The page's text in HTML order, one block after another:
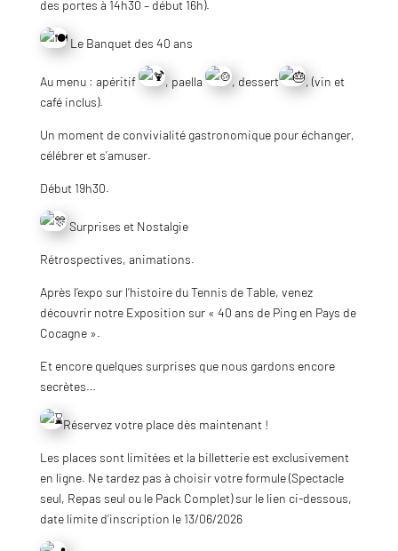
des portes à 14h30 – début 16h).
Le Banquet des 40 ans
Au menu : apéritif , paella , dessert
, (vin et
café inclus).
Un moment de convivialité gastronomique pour échanger,
célébrer et s’amuser.
Début 19h30.
Surprises et Nostalgie
Rétrospectives, animations.
Après l’expo sur l’histoire du Tennis de Table, venez
découvrir notre Exposition sur « 40 ans de Ping en Pays de
Cocagne ».
Et encore quelques surprises que nous gardons encore
secrètes…
Réservez votre place dès maintenant !
Les places sont limitées et la billetterie est exclusivement
en ligne. Ne tardez pas à choisir votre formule (Spectacle
seul, Repas seul ou le Pack Complet) sur le lien ci-dessous,
date limite d’inscription le 13/06/2026